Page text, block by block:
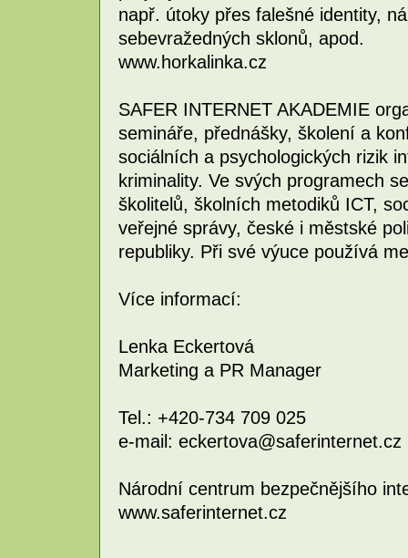
např. útoky přes falešné identity,
sebevražedných sklonů, apod.
www.horkalinka.cz
SAFER INTERNET AKADEMIE
semináře, přednášky, školení a
sociálních a psychologických rizik
kriminality. Ve svých programech
školitelů, školních metodiků ICT,
veřejné správy, české i městské
republiky. Při své výuce používá
Více informací:
Lenka Eckertová
Marketing a PR Manager
Tel.: +420-734 709 025
e-mail: eckertova@saferinternet.cz
Národní centrum bezpečnějšího
www.saferinternet.cz